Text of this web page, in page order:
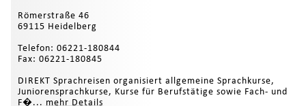
Römerstraße 46
69115 Heidelberg
Telefon: 06221-180844
Fax: 06221-180845
DIREKT Sprachreisen organisiert allgemeine Sprachkurse,
Juniorensprachkurse, Kurse für Berufstätige sowie Fach- und
F�... mehr Details